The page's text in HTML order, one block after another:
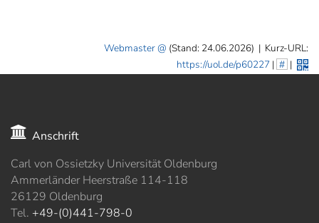
Webmaster (Stand: 24.06.2026) | Kurz-URL:
https://uol.de/p60227 | # |
Anschrift
Carl von Ossietzky Universität Oldenburg
Ammerländer Heerstraße 114-118
26129 Oldenburg
Tel. +49-(0)441-798-0